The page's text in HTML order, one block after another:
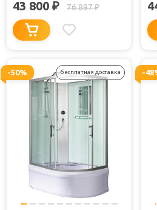
43 800 ₽ 76 897₽
-50% бесплатная доставка -